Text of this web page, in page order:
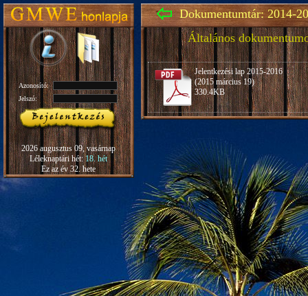
Azonosító:
Jelszó:
2026 augusztus 09, vasárnap
Léleknaptári hét:18. hét
Ez az év 32. hete
Dokumentumtár: 2014-
Általános
Jelentkezési lap 2015-2016
(2015 március 19)
330.4KB